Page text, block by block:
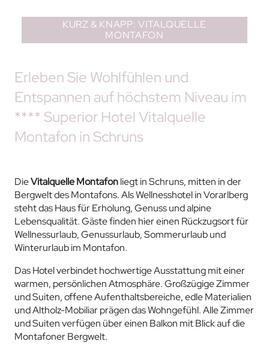
KURZ & KNAPP: VITALQUELLE
MONTAFON
Erleben Sie Wohlfühlen und
Entspannen auf höchstem Niveau im
**** Superior Hotel Vitalquelle
Montafon in Schruns
DieVitalquelle Montafonliegt in Schruns, mitten in der
Bergwelt des Montafons. Als Wellnesshotel in Vorarlberg
steht das Haus für Erholung, Genuss und alpine
Lebensqualität. Gäste finden hier einen Rückzugsort für
Wellnessurlaub, Genussurlaub, Sommerurlaub und
Winterurlaub im Montafon.
Das Hotel verbindet hochwertige Ausstattung mit einer
warmen, persönlichen Atmosphäre. Großzügige Zimmer
und Suiten, offene Aufenthaltsbereiche, edle Materialien
und Altholz-Mobiliar prägen das Wohngefühl. Alle Zimmer
und Suiten verfügen über einen Balkon mit Blick auf die
Montafoner Bergwelt.